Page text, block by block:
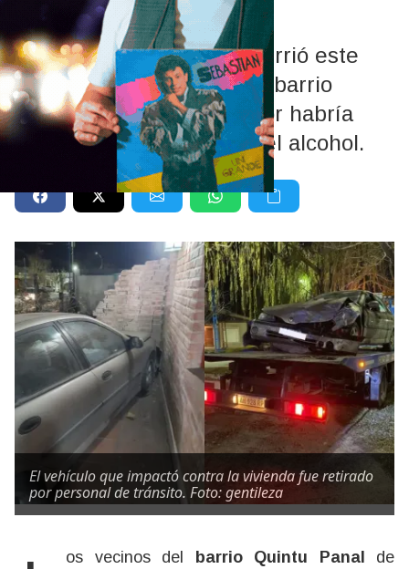
vivienda en Roca
El impactante choque ocurrió este
sábado por la mañana en barrio
Quintu Panal. El conductor habría
estado bajo los efectos del alcohol.
El vehículo que impactó contra la vivienda fue retirado
por personal de tránsito. Foto: gentileza
Los vecinos del barrio Quintu Panal
de